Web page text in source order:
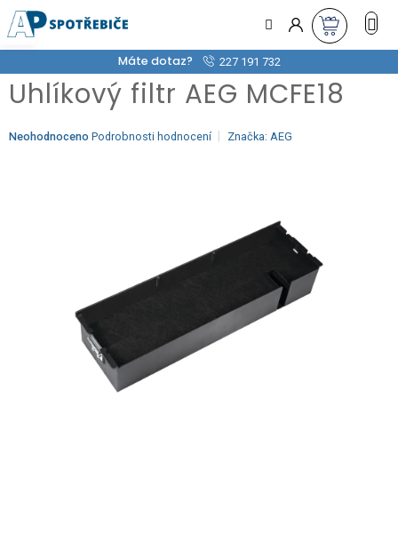
na
obsah
Máte dotaz? 227 191 732
Uhlíkový filtr AEG MCFE18
Průměrné
Neohodnoceno Podrobnosti hodnocení Značka: AEG